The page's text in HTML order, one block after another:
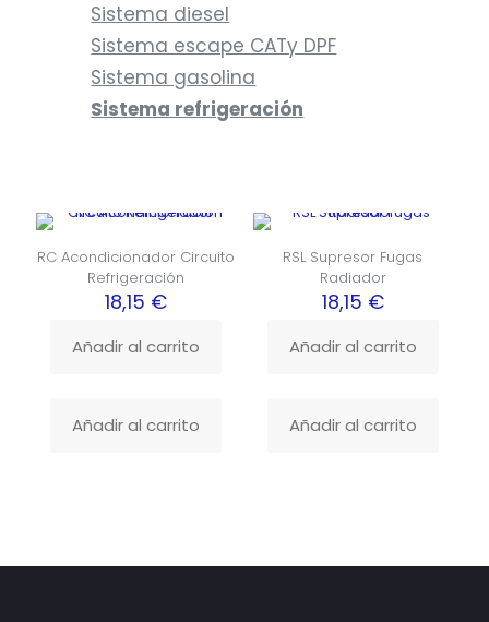
Sistema diesel
Sistema escape CATy DPF
Sistema gasolina
Sistema refrigeración
RC Acondicionador Circuito
Refrigeración
18,15 €
Añadir al carrito
Añadir al carrito
RSL Supresor Fugas
Radiador
18,15 €
Añadir al carrito
Añadir al carrito